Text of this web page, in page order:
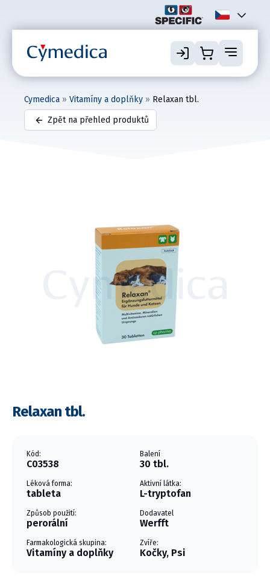
Cymedica » Vitamíny a doplňky » Relaxan tbl.
Zpět na přehled produktů
Relaxan tbl.
Kód:
C03538
Balení
30 tbl.
Léková forma:
tableta
Aktivní látka:
L-tryptofan
Způsob použití:
perorální
Dodavatel
Werfft
Farmakologická skupina:
Vitamíny a doplňky
Zvíře:
Kočky, Psi